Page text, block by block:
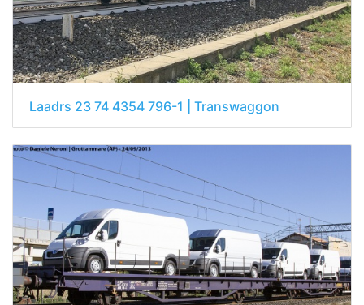
Laadrs 23 74 4354 796-1 | Transwaggon